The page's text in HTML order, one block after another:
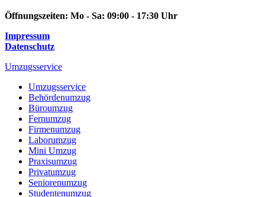
Öffnungszeiten: Mo - Sa: 09:00 - 17:30 Uhr
Impressum
Datenschutz
Umzugsservice
Umzugsservice
Behördenumzug
Büroumzug
Fernumzug
Firmenumzug
Laborumzug
Mini Umzug
Praxisumzug
Privatumzug
Seniorenumzug
Studentenumzug